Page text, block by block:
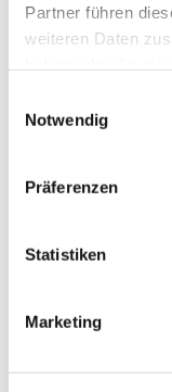
Partner führen
weiteren Daten
Notwendig
Präferenzen
Statistiken
Marketing